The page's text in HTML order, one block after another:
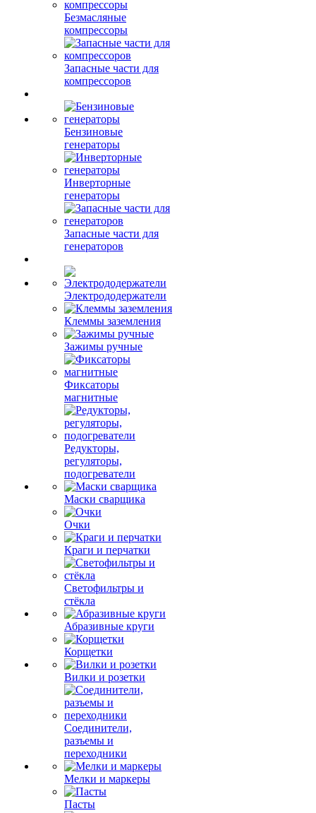
Безмасляные
компрессоры
Запасные части для
компрессоров
Бензиновые
генераторы
Инверторные
генераторы
Запасные части для
генераторов
Электрододержатели
Клеммы заземления
Зажимы ручные
Фиксаторы
магнитные
Редукторы,
регуляторы,
подогреватели
Маски сварщика
Очки
Краги и перчатки
Светофильтры и
стёкла
Абразивные круги
Корщетки
Вилки и розетки
Соединители,
разъемы и
переходники
Мелки и маркеры
Пасты